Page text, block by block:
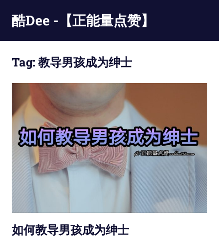
content
酷Dee -【正能量点赞】
最
酷
Tag:教导男孩成为绅士
如何教导男孩成为绅士